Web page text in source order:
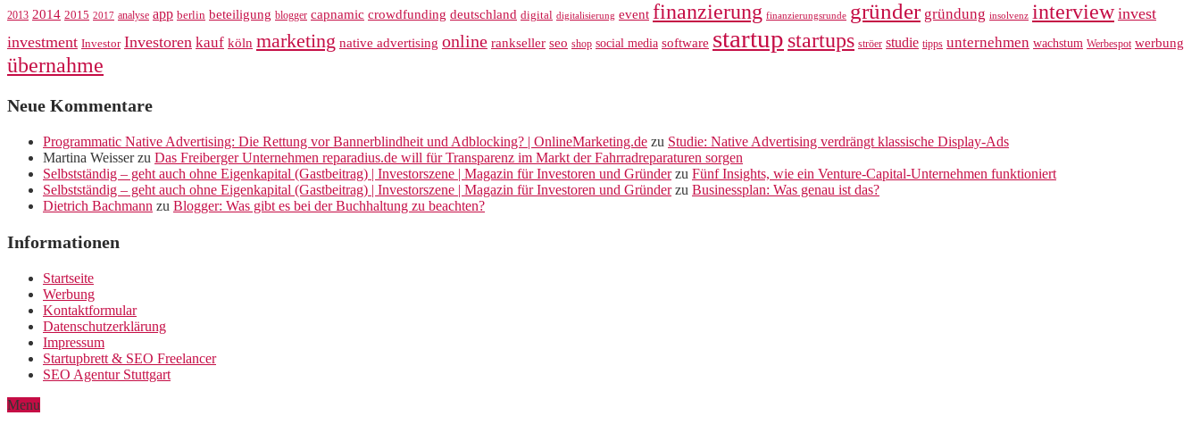
2013 2014 2015 2017 analyse app berlin beteiligung blogger capnamic crowdfunding deutschland digital digitalisierung event finanzierung finanzierungsrunde gründer gründung insolvenz interview invest
investment Investor Investoren kauf köln marketing native advertising online rankseller seo shop social media software startup startups ströer studie tipps unternehmen wachstum Werbespot werbung
übernahme
Neue Kommentare
Programmatic Native Advertising: Die Rettung vor Bannerblindheit und Adblocking? | OnlineMarketing.de zu Studie: Native Advertising verdrängt klassische Display-Ads
Martina Weisserzu Das Freiberger Unternehmen reparadius.de will für Transparenz im Markt der Fahrradreparaturen sorgen
Selbstständig – geht auch ohne Eigenkapital (Gastbeitrag) | Investorszene | Magazin für Investoren und Gründerzu Fünf Insights, wie ein Venture-Capital-Unternehmen funktioniert
Selbstständig – geht auch ohne Eigenkapital (Gastbeitrag) | Investorszene | Magazin für Investoren und Gründerzu Businessplan: Was genau ist das?
Dietrich Bachmann zu Blogger: Was gibt es bei der Buchhaltung zu beachten?
Informationen
Startseite
Werbung
Kontaktformular
Datenschutzerklärung
Impressum
Startupbrett & SEO Freelancer
SEO Agentur Stuttgart
Menu